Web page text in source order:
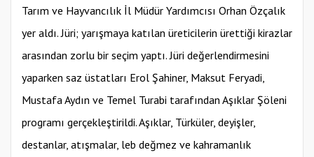
Tarım ve Hayvancılık İl Müdür Yardımcısı Orhan Özçalık
yer aldı. Jüri; yarışmaya katılan üreticilerin ürettiği kirazlar
arasından zorlu bir seçim yaptı. Jüri değerlendirmesini
yaparken saz üstatları Erol Şahiner, Maksut Feryadi,
Mustafa Aydın ve Temel Turabi tarafından Aşıklar Şöleni
programı gerçekleştirildi. Aşıklar, Türküler, deyişler,
destanlar, atışmalar, leb değmez ve kahramanlık